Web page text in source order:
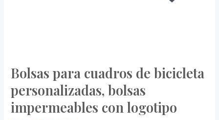
Bolsas para cuadros de bicicleta
personalizadas, bolsas
impermeables con logotipo